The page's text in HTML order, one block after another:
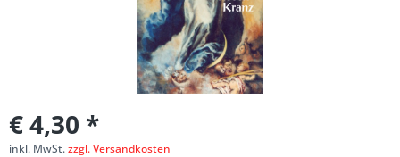
€ 4,30 *
inkl. MwSt.zzgl. Versandkosten